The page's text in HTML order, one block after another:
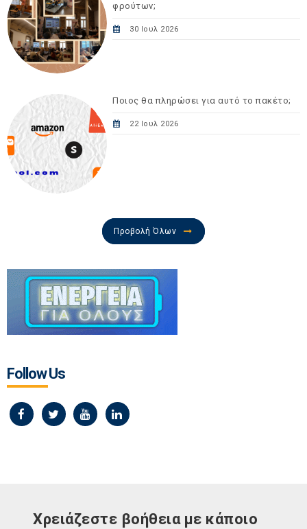
φρούτων;
30 Ιουλ 2026
Ποιος θα πληρώσει για αυτό το πακέτο;
22 Ιουλ 2026
Προβολή Όλων
Follow Us
Χρειάζεστε βοήθεια με κάποιο